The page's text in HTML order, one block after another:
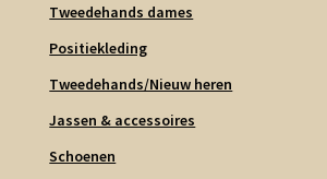
Tweedehands dames
Positiekleding
Tweedehands/Nieuw heren
Jassen & accessoires
Schoenen